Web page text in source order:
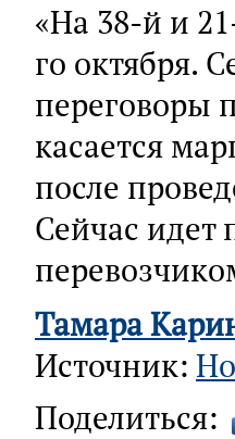
«На 38-й и
го октября.
переговоры
касается
после
Сейчас идет
Тамара
Источник:
Поделиться: